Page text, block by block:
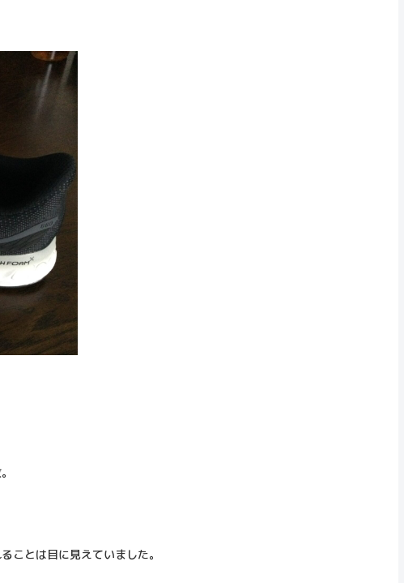
ことは目に見えていました。